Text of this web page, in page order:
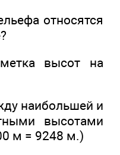
относятся
высот на
наибольшей и
высотами
м = 9248 м.)